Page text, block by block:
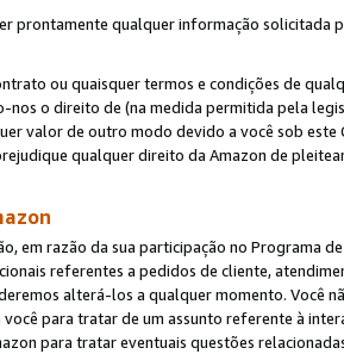
prontamente qualquer informação solicitada
ou quaisquer termos e condições de
nos o direito de (na medida permitida pela
valor de outro modo devido a você sob
qualquer direito da Amazon de
em razão da sua participação no Programa
referentes a pedidos de cliente,
alterá-los a qualquer momento. Você
para tratar de um assunto referente à
para tratar eventuais questões